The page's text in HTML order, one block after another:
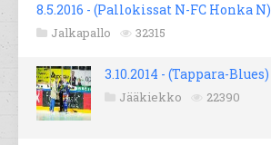
8.5.2016 - (Pallokissat N-FC Honka N)
Jalkapallo 32315
3.10.2014 - (Tappara-Blues)
Jääkiekko 22390